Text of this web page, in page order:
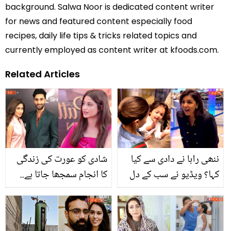
background. Salwa Noor is dedicated content writer
for news and featured content especially food
recipes, daily life tips & tricks related topics and
currently employed as content writer at kfoods.com.
Related Articles
شادی کو عورت کی زندگی
کا انجام سمجھا جاتا ہے..
چاہیئے؟ سجل علی نے دل
کی بات بتا دی
ننھی راہا نے دادی سے کیا
کہا؟ ویڈیو نے سب کے دل